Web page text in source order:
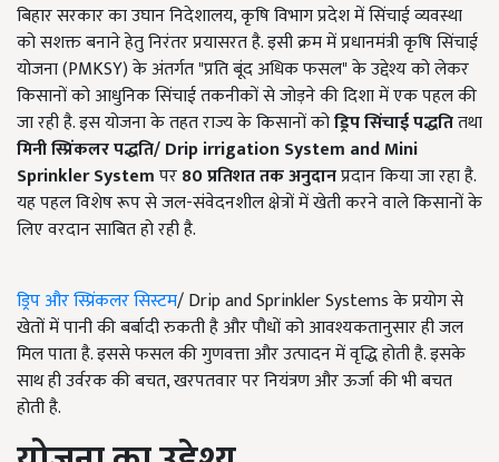
बिहार सरकार का उघान निदेशालय, कृषि विभाग प्रदेश में सिंचाई व्यवस्था
को सशक्त बनाने हेतु निरंतर प्रयासरत है. इसी क्रम में प्रधानमंत्री कृषि सिंचाई
योजना (PMKSY) के अंतर्गत "प्रति बूंद अधिक फसल" के उद्देश्य को लेकर
किसानों को आधुनिक सिंचाई तकनीकों से जोड़ने की दिशा में एक पहल की
जा रही है. इस योजना के तहत राज्य के किसानों कोड्रिप सिंचाई पद्धतितथा
मिनी स्प्रिंकलर पद्धति/Drip irrigation System and Mini
Sprinkler Systemपर80प्रतिशत तक अनुदानप्रदान किया जा रहा है.
यह पहल विशेष रूप से जल-संवेदनशील क्षेत्रों में खेती करने वाले किसानों के
लिए वरदान साबित हो रही है.
ड्रिप और स्प्रिंकलर सिस्टम/ Drip and Sprinkler Systems के प्रयोग से
खेतों में पानी की बर्बादी रुकती है और पौधों को आवश्यकतानुसार ही जल
मिल पाता है. इससे फसल की गुणवत्ता और उत्पादन में वृद्धि होती है. इसके
साथ ही उर्वरक की बचत, खरपतवार पर नियंत्रण और ऊर्जा की भी बचत
होती है.